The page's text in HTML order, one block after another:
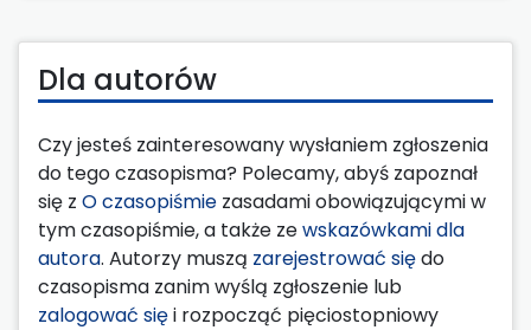
Dla autorów
Czy jesteś zainteresowany wysłaniem zgłoszenia
do tego czasopisma? Polecamy, abyś zapoznał
się z O czasopiśmie zasadami obowiązującymi w
tym czasopiśmie, a także zewskazówkami dla
autora. Autorzy muszą zarejestrować siędo
czasopisma zanim wyślą zgłoszenie lub
zalogować sięi rozpocząć pięciostopniowy